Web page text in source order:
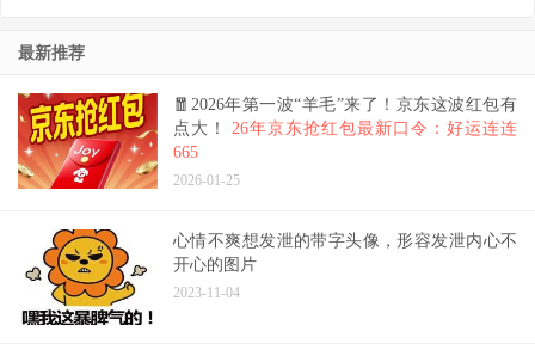
最新推荐
🧧2026年第一波“羊毛”来了！京东这波红包有
点大！ 26年京东抢红包最新口令：好运连连
665
2026-01-25
心情不爽想发泄的带字头像，形容发泄内心不
开心的图片
2023-11-04